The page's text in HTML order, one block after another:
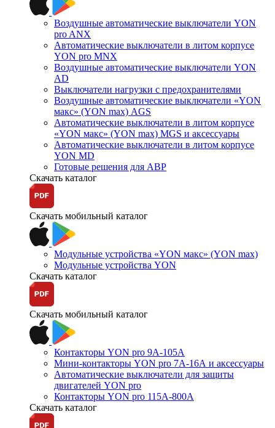
Воздушные автоматические выключатели YON
pro ANX
Автоматические выключатели в литом корпусе
YON pro MNX
Воздушные автоматические выключатели YON
AD
Выключатели нагрузки с предохранителями
Воздушные автоматические выключатели «YON
макс» (YON max) AGS
Автоматические выключатели в литом корпусе
«YON макс» (YON max) MGS и аксессуары
Автоматические выключатели в литом корпусе
YON MD
Готовые решения для АВР
Скачать каталог
Скачать мобильный каталог
Модульные устройства «YON макс» (YON max)
Модульные устройства YON
Скачать каталог
Скачать мобильный каталог
Контакторы YON pro 9А-105А
Мини-контакторы YON pro 7А-16А и аксессуары
Автоматические выключатели для защиты
двигателей YON pro
Контакторы YON pro 115А-800А
Скачать каталог